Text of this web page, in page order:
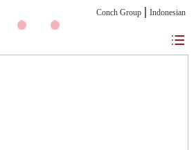
Conch Group Indonesian